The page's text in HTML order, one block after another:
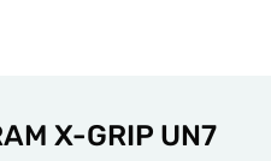
X-GRIP UN7